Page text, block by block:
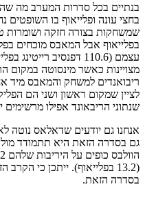
בנתיים בכל סדרות המערב מה
בחצי עונה ופלייאוף בו השופטים
שמשחקות בצורה חזקה ושומרות
בפלייאוף אבל המאבס מוכחים
עצמם (110.6 דפנסיב
לציין שמקום ראשון ושני הם
שנתוני הריבאונד אפילו מרשימים
אנחנו גם יודעים שדאלאס נוטה
גם בסדרה הזאת היא תתמודד מול
(13.2 בפלייאוף). ייתכן כי
בסדרה הזאת.